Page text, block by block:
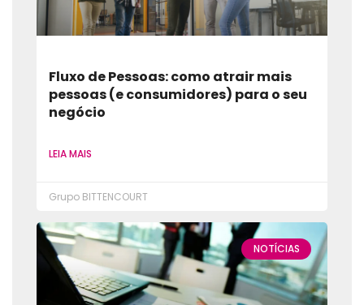
Fluxo de Pessoas: como atrair mais
pessoas (e consumidores) para o seu
negócio
LEIA MAIS
Grupo BITTENCOURT
NOTÍCIAS